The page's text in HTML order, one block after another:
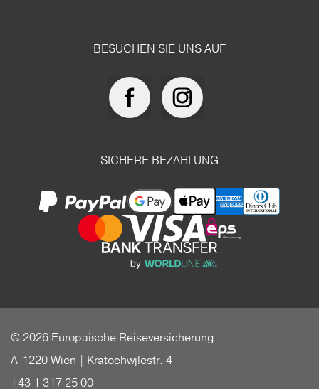
BESUCHEN SIE UNS AUF
SICHERE BEZAHLUNG
© 2026 Europäische Reiseversicherung
A-1220 Wien | Kratochwjlestr. 4
+43 1 317 25 00